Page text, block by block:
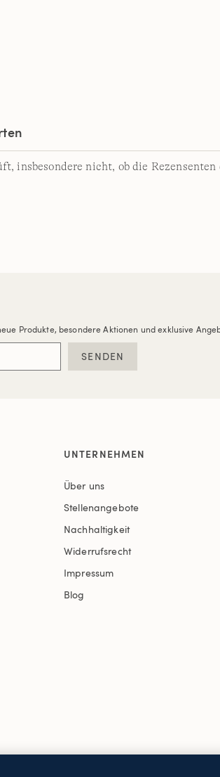
insbesondere nicht, ob die
Produkte, besondere Aktionen und exklusive
SENDEN
UNTERNEHMEN
Über uns
Stellenangebote
Nachhaltigkeit
Widerrufsrecht
Impressum
Blog